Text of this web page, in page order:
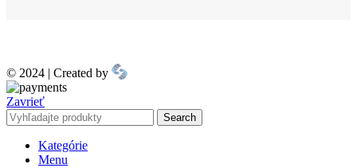
© 2024 | Created by
Zavrieť
Search
Kategórie
Menu